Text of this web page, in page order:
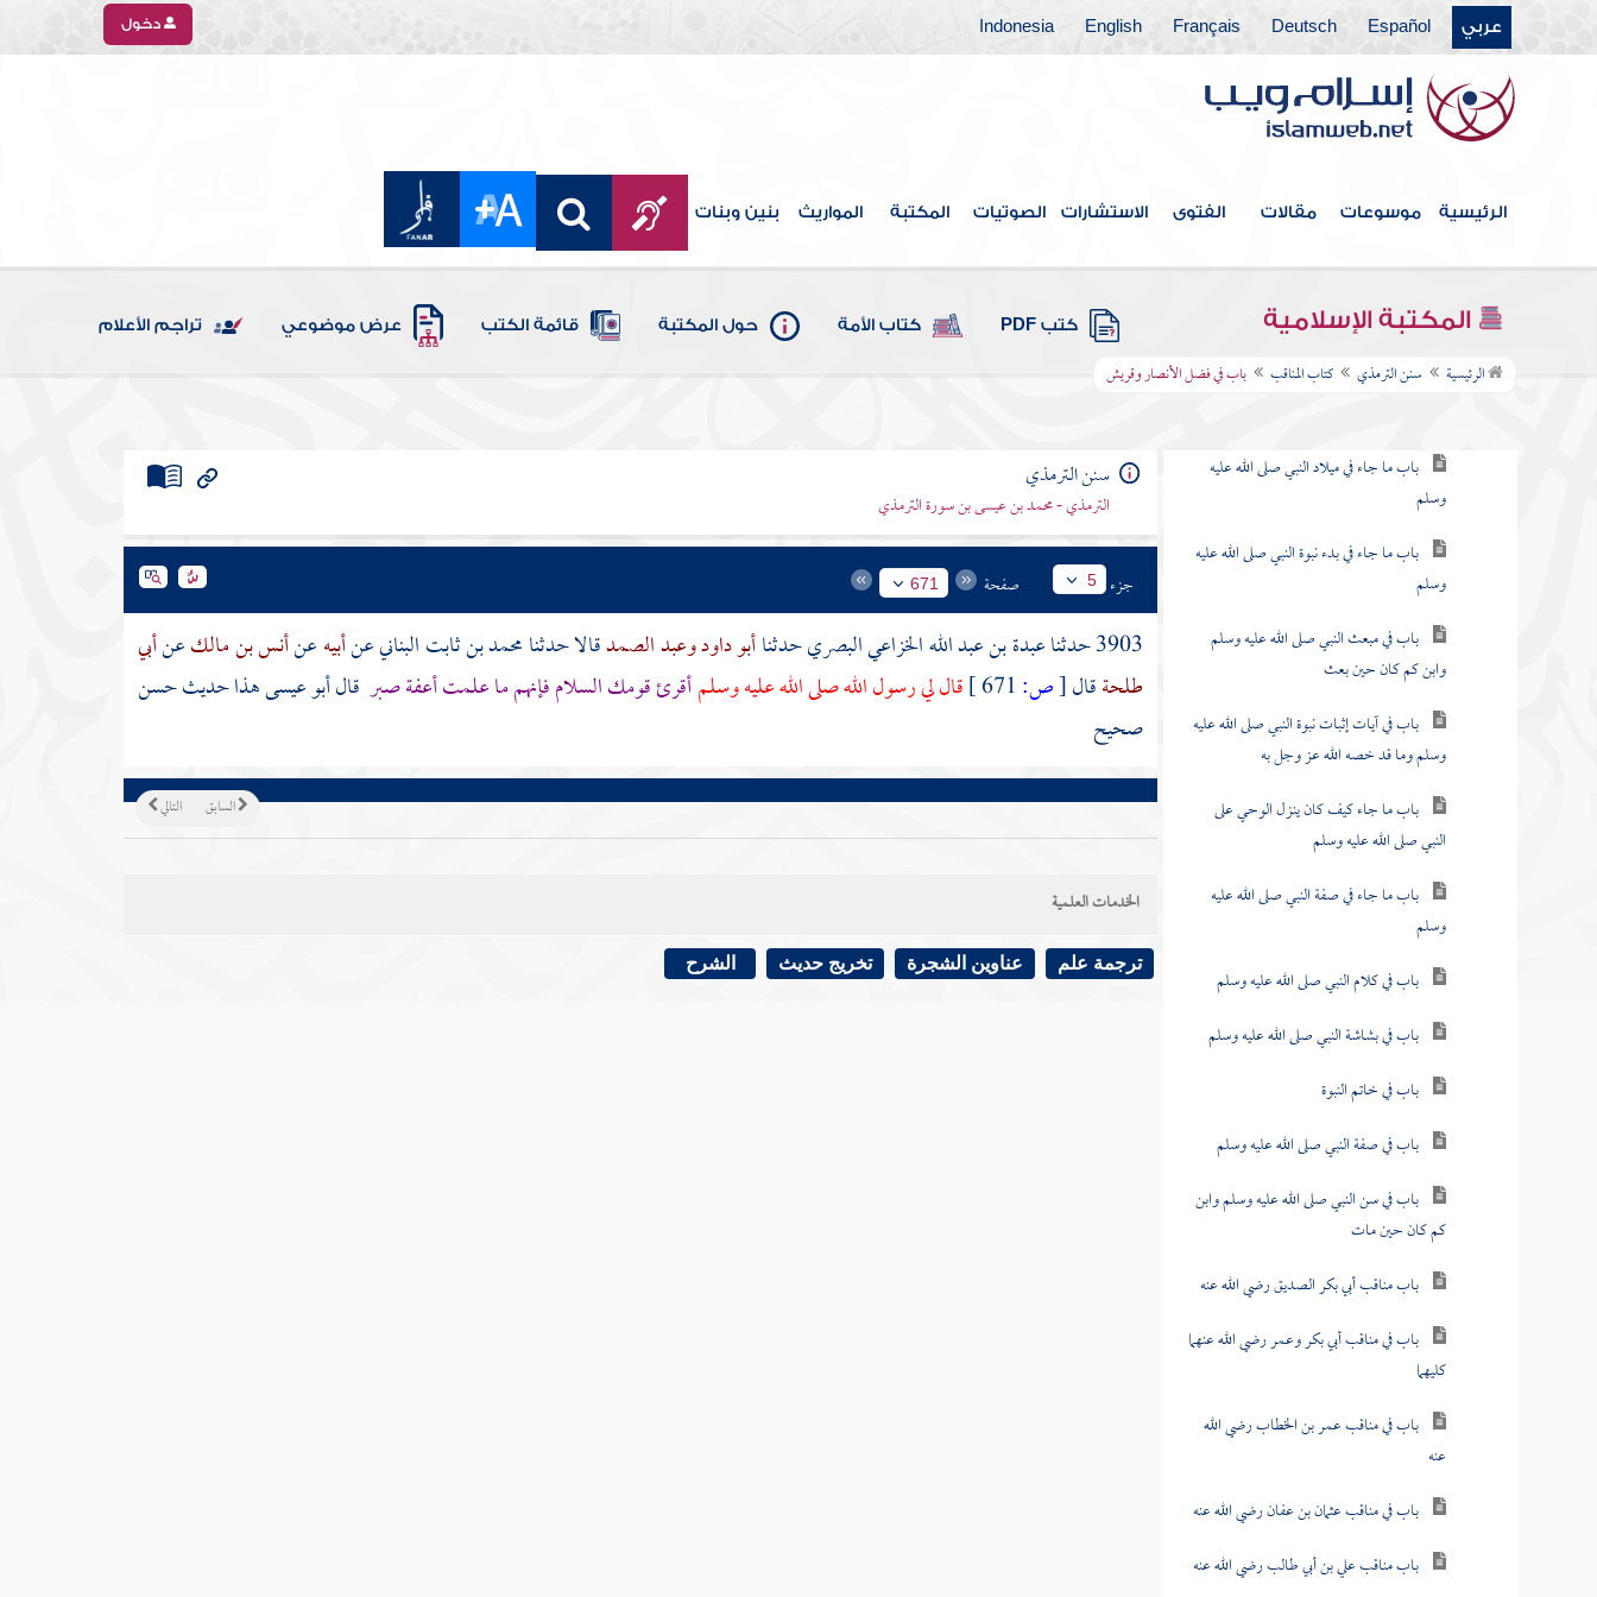
عربي Español
Deutsch
Français
English
Indonesia دخول
الرئيسية موسوعات مقالات الفتوى الاستشارات الصوتيات المكتبة المواريث بنين وبنات
المكتبة الإسلامية كتب PDF كتاب الأمة حول المكتبة قائمة الكتب عرض موضوعي تراجم الأعلام
الرئيسية سنن الترمذي كتاب المناقب باب في فضل الأنصار وقريش
كتاب الأدب
كتاب الأمثال
كتاب فضائل القرآن
كتاب القراءات
كتاب تفسير القرآن
كتاب الدعوات
كتاب المناقب
باب ما جاء في ميلاد النبي صلى الله عليه
وسلم
باب ما جاء في بدء نبوة النبي صلى الله عليه
وسلم
باب في مبعث النبي صلى الله عليه وسلم
وابن كم كان حين بعث
باب في آيات إثبات نبوة النبي صلى الله عليه
وسلم وما قد خصه الله عز وجل به
باب ما جاء كيف كان ينزل الوحي على
النبي صلى الله عليه وسلم
باب ما جاء في صفة النبي صلى الله عليه
وسلم
باب في كلام النبي صلى الله عليه وسلم
باب في بشاشة النبي صلى الله عليه وسلم
باب في خاتم النبوة
باب في صفة النبي صلى الله عليه وسلم
باب في سن النبي صلى الله عليه وسلم وابن
كم كان حين مات
باب مناقب أبي بكر الصديق رضي الله عنه
باب في مناقب أبي بكر وعمر رضي الله عنهما
كليهما
باب في مناقب عمر بن الخطاب رضي الله
عنه
باب في مناقب عثمان بن عفان رضي الله عنه
باب مناقب علي بن أبي طالب رضي الله عنه
سنن الترمذي
الترمذي - محمد بن عيسى بن سورة الترمذي
جزء 5 صفحة 671
3903 حدثنا عبدة بن عبد الله الخزاعي البصريحدثناأبو داودوعبد الصمدقالا حدثنامحمد بن ثابت البنانيعنأبيهعنأنس بن مالكعنأبي
طلحةقال[ص: قال لي رسول الله صلى الله عليه وسلمأقرئ قومك السلام فإنهم ما علمت أعفة صبر قال أبو عيسى هذا حديث حسن
صحيح
التالي السابق
الخدمات العلمية
ترجمة علم عناوين الشجرة تخريج حديث الشرح